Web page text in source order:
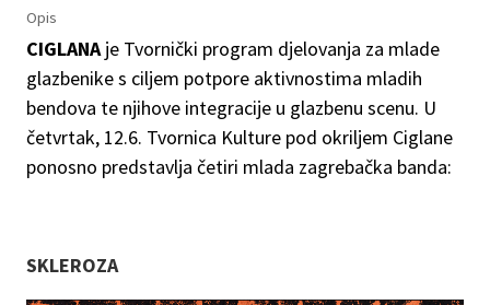
Opis
CIGLANAje Tvornički program djelovanja za mlade
glazbenike s ciljem potpore aktivnostima mladih
bendova te njihove integracije u glazbenu scenu. U
četvrtak, 12.6. Tvornica Kulture pod okriljem Ciglane
ponosno predstavlja četiri mlada zagrebačka banda:
SKLEROZA